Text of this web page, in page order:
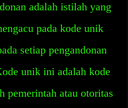
adalah istilah yang
pada kode unik
setiap pengandonan
unik ini adalah kode
pemerintah atau otoritas